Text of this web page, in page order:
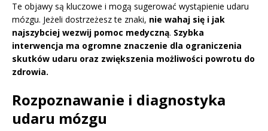
Te objawy są kluczowe i mogą sugerować wystąpienie udaru
mózgu. Jeżeli dostrzeżesz te znaki, nie wahaj się i jak
najszybciej wezwij pomoc medyczną. Szybka
interwencja ma ogromne znaczenie dla ograniczenia
skutków udaru oraz zwiększenia możliwości powrotu do
zdrowia.
Rozpoznawanie i diagnostyka
udaru mózgu